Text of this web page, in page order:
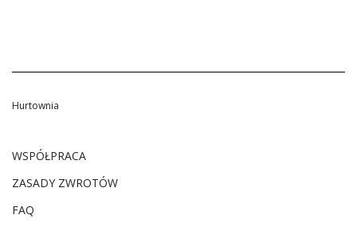
Hurtownia
WSPÓŁPRACA
ZASADY ZWROTÓW
FAQ